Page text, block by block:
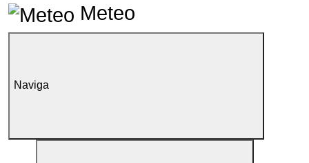
Meteo
Naviga